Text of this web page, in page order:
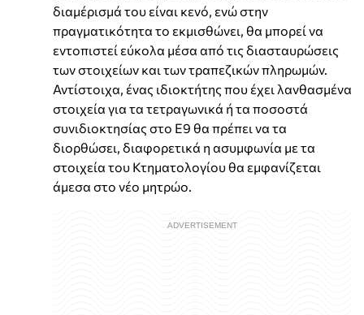
διαμέρισμά του είναι κενό, ενώ στην
πραγματικότητα το εκμισθώνει, θα μπορεί να
εντοπιστεί εύκολα μέσα από τις διασταυρώσεις
των στοιχείων και των τραπεζικών πληρωμών.
Αντίστοιχα, ένας ιδιοκτήτης που έχει λανθασμένα
στοιχεία για τα τετραγωνικά ή τα ποσοστά
συνιδιοκτησίας στο Ε9 θα πρέπει να τα
διορθώσει, διαφορετικά η ασυμφωνία με τα
στοιχεία του Κτηματολογίου θα εμφανίζεται
άμεσα στο νέο μητρώο.